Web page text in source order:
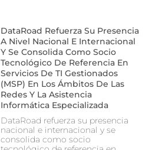
DataRoad Refuerza Su Presencia
A Nivel Nacional E Internacional
Y Se Consolida Como Socio
Tecnológico De Referencia En
Servicios De TI Gestionados
(MSP) En Los Ámbitos De Las
Redes Y La Asistencia
Informática Especializada
DataRoad refuerza su presencia
nacional e internacional y se
consolida como socio